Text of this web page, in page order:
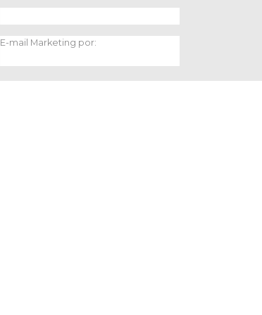
E-mail Marketing por: